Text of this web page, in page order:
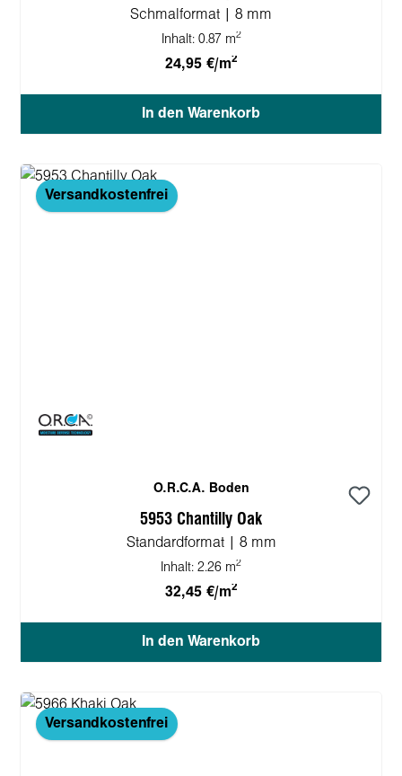
Schmalformat | 8 mm
Inhalt: 0.87 m2
24,95 €/m2
In den Warenkorb
Versandkostenfrei
O.R.C.A. Boden
5953 Chantilly Oak
Standardformat | 8 mm
Inhalt: 2.26 m2
32,45 €/m2
In den Warenkorb
Versandkostenfrei